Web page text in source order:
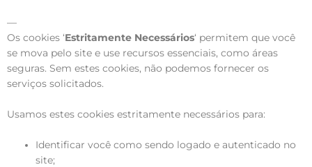
—
Os cookies ‘Estritamente Necessários‘ permitem que você
se mova pelo site e use recursos essenciais, como áreas
seguras. Sem estes cookies, não podemos fornecer os
serviços solicitados.
Usamos estes cookies estritamente necessários para:
Identificar você como sendo logado e autenticado no
site;